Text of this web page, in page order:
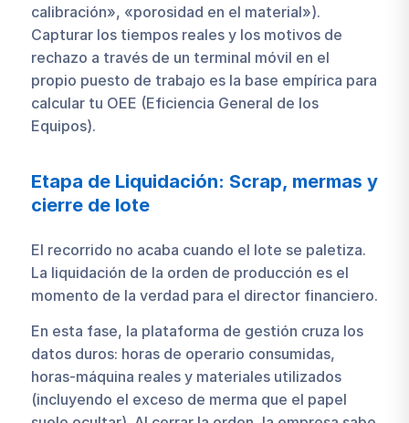
calibración», «porosidad en el material»).
Capturar los tiempos reales y los motivos de
rechazo a través de un terminal móvil en el
propio puesto de trabajo es la base empírica para
calcular tu OEE (Eficiencia General de los
Equipos).
Etapa de Liquidación: Scrap, mermas y
cierre de lote
El recorrido no acaba cuando el lote se paletiza.
La liquidación de la orden de producción es el
momento de la verdad para el director financiero.
En esta fase, la plataforma de gestión cruza los
datos duros: horas de operario consumidas,
horas-máquina reales y materiales utilizados
(incluyendo el exceso de merma que el papel